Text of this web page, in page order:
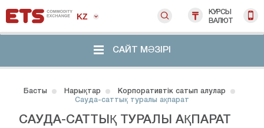
KZ
КУРСЫ
ВАЛЮТ
САЙТ МӘЗІРІ
Басты Нарықтар
Корпоративтік сатып алулар
Сауда-саттық туралы ақпарат
САУДА-САТТЫҚ ТУРАЛЫ АҚПАРАТ